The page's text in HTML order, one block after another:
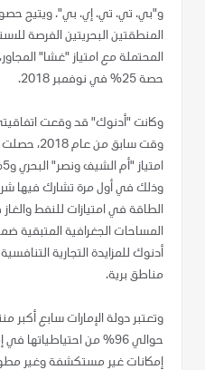
و"بي. تي. تي. إي. بي". ويتيح
المنطقتين البحريتين الفرصة
المحتملة مع امتياز "غشا"
حصة 25% في نوفمبر 2018.
وكانت "أدنوك" قد وقعت
وذلك في أول مرة تشارك فيها
الطاقة في امتيازات للنفط
المساحات الجغرافية المتبقية
مناطق برية.
وتعتبر دولة الإمارات سابع أكبر
حوالي 96% من
إمكانات غير مستكشفة وغير